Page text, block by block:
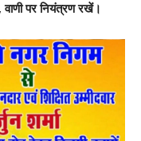
वाणी पर नियंत्रण रखें।